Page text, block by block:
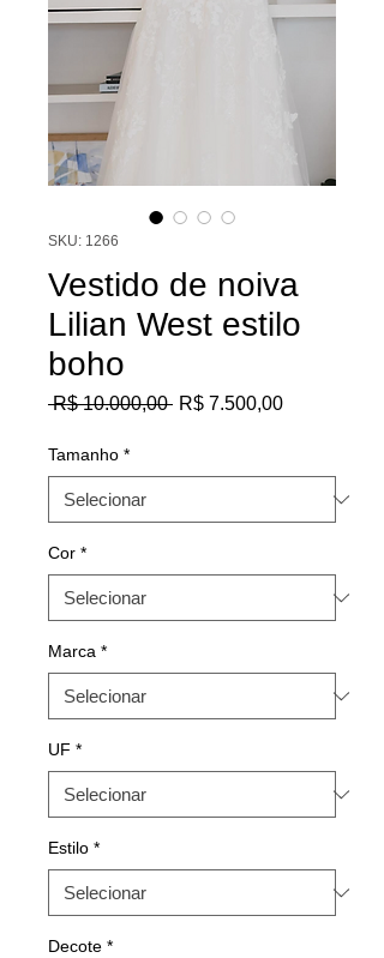
SKU: 1266
Vestido de noiva
Lilian West estilo
boho
R$ 10.000,00 Preço
R$ 7.500,00Preço
Tamanho *
Cor *
Marca *
UF *
Estilo *
Decote *